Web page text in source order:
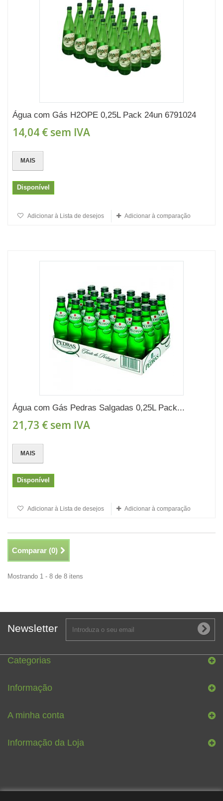
Água com Gás H2OPE 0,25L Pack 24un 6791024
14,04 € sem IVA
MAIS
Disponível
Adicionar à Lista de desejos Adicionar à comparação
Água com Gás Pedras Salgadas 0,25L Pack...
21,73 € sem IVA
MAIS
Disponível
Adicionar à Lista de desejos Adicionar à comparação
Comparar (0)
Mostrando 1 - 8 de 8 itens
Newsletter
Categorias
Informação
A minha conta
Informação da Loja